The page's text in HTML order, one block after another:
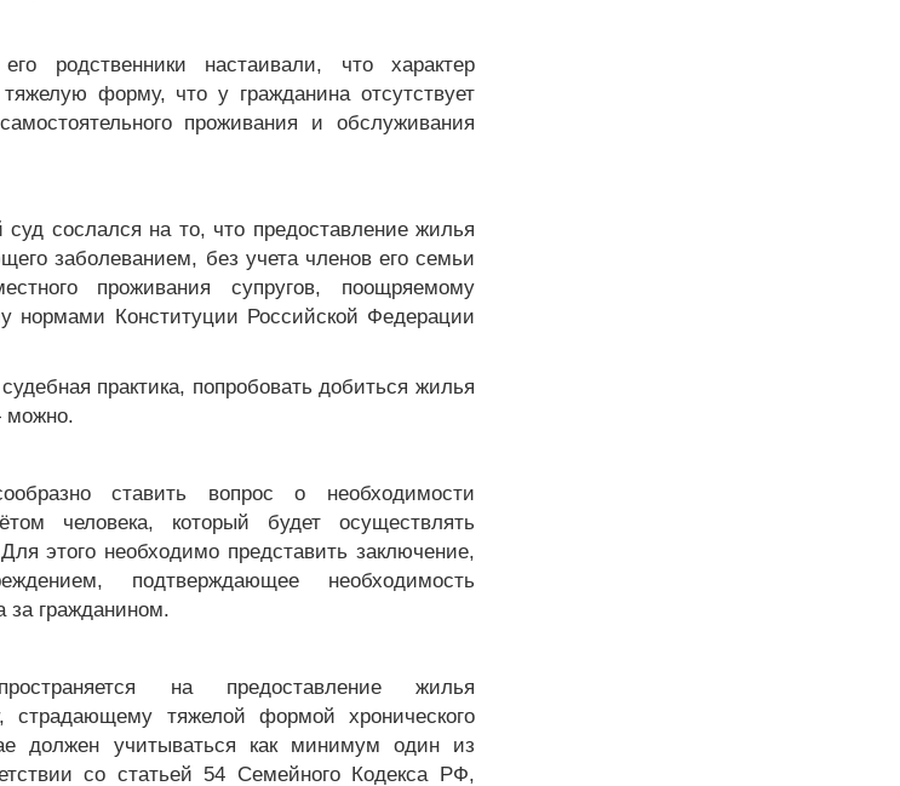
родственники настаивали, что характер
форму, что у гражданина отсутствует
проживания и обслуживания
сослался на то, что предоставление жилья
заболеванием, без учета членов его семьи
проживания супругов, поощряемому
нормами Конституции Российской Федерации
практика, попробовать добиться жилья
можно.
ставить вопрос о необходимости
человека, который будет осуществлять
этого необходимо представить заключение,
подтверждающее необходимость
за гражданином.
на предоставление жилья
страдающему тяжелой формой хронического
должен учитываться как минимум один из
со статьей 54 Семейного Кодекса РФ,